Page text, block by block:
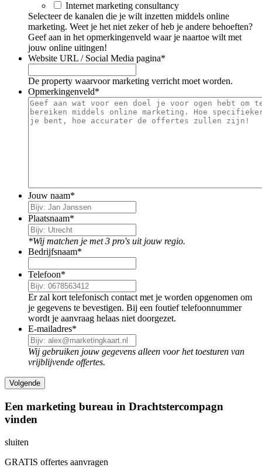
Internet marketing consultancy
Selecteer de kanalen die je wilt inzetten middels online
marketing. Weet je het niet zeker of heb je andere behoeften?
Geef aan in het opmerkingenveld waar je naartoe wilt met
jouw online uitingen!
Website URL / Social Media pagina*
De property waarvoor marketing verricht moet worden.
Opmerkingenveld*
Jouw naam*
Plaatsnaam*
*Wij matchen je met 3 pro's uit jouw regio.
Bedrijfsnaam*
Telefoon*
Er zal kort telefonisch contact met je worden opgenomen om
je gegevens te bevestigen. Bij een foutief telefoonnummer
wordt je aanvraag helaas niet doorgezet.
E-mailadres*
Wij gebruiken jouw gegevens alleen voor het toesturen van
vrijblijvende offertes.
Een marketing bureau in Drachtstercompagn
vinden
sluiten
GRATIS offertes aanvragen